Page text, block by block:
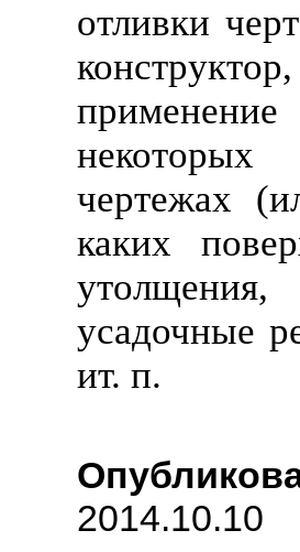
отливки
некоторых
чертежах
каких
усадочные
ит. п.
2014.10.10